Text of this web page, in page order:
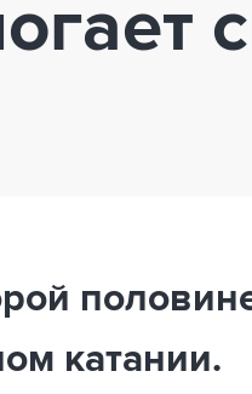
катании.